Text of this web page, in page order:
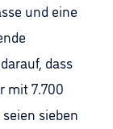
und eine
dass
mit 7.700
sieben